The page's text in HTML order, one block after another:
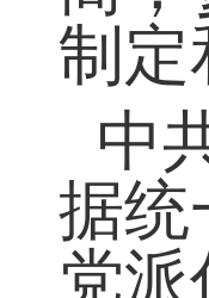
第
是
商
制